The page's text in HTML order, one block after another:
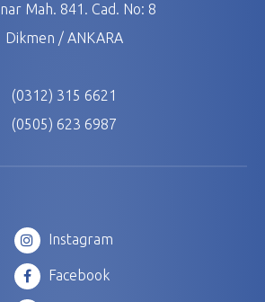
Mah. 841. Cad. No: 8
Dikmen / ANKARA
(0312) 315 6621
(0505) 623 6987
Instagram
Facebook